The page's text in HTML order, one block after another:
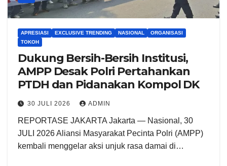
APRESIASI EXCLUSIVE TRENDING NASIONAL
ORGANISASI
TOKOH
Dukung Bersih-Bersih Institusi,
AMPP Desak Polri Pertahankan
PTDH dan Pidanakan Kompol DK
30 JULI 2026 ADMIN
REPORTASE JAKARTA ​Jakarta — Nasional, 30
JULI 2026 Aliansi Masyarakat Pecinta Polri (AMPP)
kembali menggelar aksi unjuk rasa damai di…